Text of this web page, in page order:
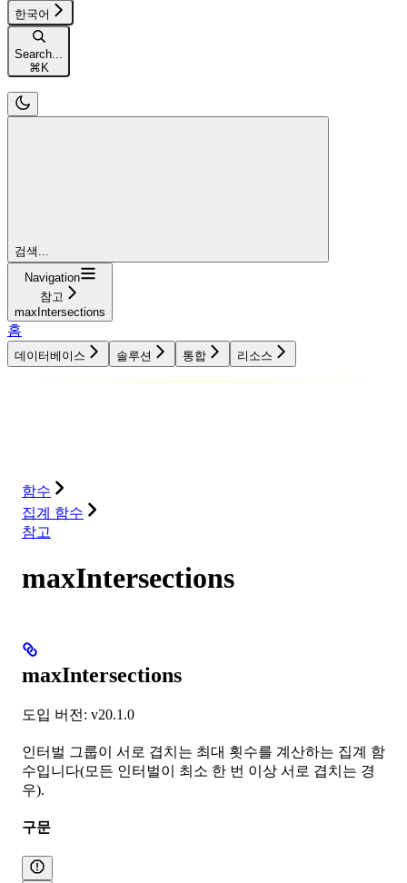
한국어
Search...
⌘K
검색...
Navigation
참고
maxIntersections
홈
데이터베이스 솔루션 통합 리소스
함수
집계 함수
참고
maxIntersections
maxIntersections
도입 버전: v20.1.0
인터벌 그룹이 서로 겹치는 최대 횟수를 계산하는 집계 함
수입니다(모든 인터벌이 최소 한 번 이상 서로 겹치는 경
우).
구문